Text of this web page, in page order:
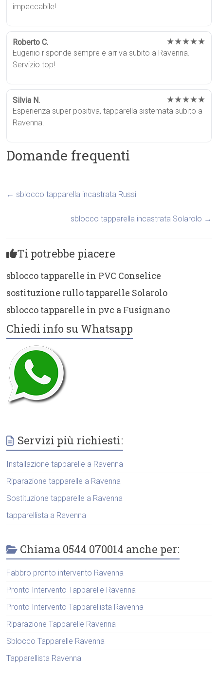
impeccabile!
Roberto C. ★★★★★
Eugenio risponde sempre e arriva subito a Ravenna.
Servizio top!
Silvia N. ★★★★★
Esperienza super positiva, tapparella sistemata subito a
Ravenna.
Domande frequenti
← sblocco tapparella incastrata Russi
sblocco tapparella incastrata Solarolo →
Ti potrebbe piacere
sblocco tapparelle in PVC Conselice
sostituzione rullo tapparelle Solarolo
sblocco tapparelle in pvc a Fusignano
Chiedi info su Whatsapp
Servizi più richiesti:
Installazione tapparelle a Ravenna
Riparazione tapparelle a Ravenna
Sostituzione tapparelle a Ravenna
tapparellista a Ravenna
Chiama 0544 070014 anche per:
Fabbro pronto intervento Ravenna
Pronto Intervento Tapparelle Ravenna
Pronto Intervento Tapparellista Ravenna
Riparazione Tapparelle Ravenna
Sblocco Tapparelle Ravenna
Tapparellista Ravenna